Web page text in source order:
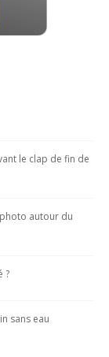
le clap de fin de
autour du
?
sans eau